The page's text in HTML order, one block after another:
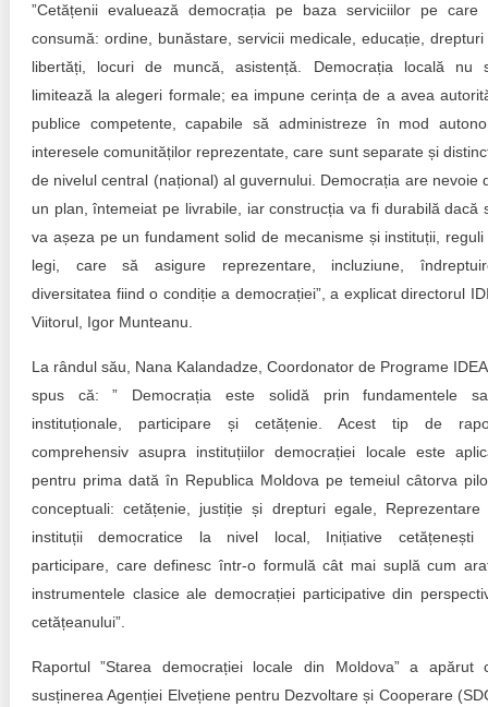
”Cetățenii evaluează democrația pe baza serviciilor pe care
consumă: ordine, bunăstare, servicii medicale, educație, drepturi
libertăți, locuri de muncă, asistență. Democrația locală nu
limitează la alegeri formale; ea impune cerința de a avea
publice competente, capabile să administreze în mod
interesele comunităților reprezentate, care sunt separate și
de nivelul central (național) al guvernului. Democrația are nevoie
un plan, întemeiat pe livrabile, iar construcția va fi durabilă dacă
va așeza pe un fundament solid de mecanisme și instituții, reguli
legi, care să asigure reprezentare, incluziune,
diversitatea fiind o condiție a democrației”, a explicat directorul
Viitorul, Igor Munteanu.
La rândul său, Nana Kalandadze, Coordonator de Programe
spus că: ” Democrația este solidă prin fundamentele
instituționale, participare și cetățenie. Acest tip de
comprehensiv asupra instituțiilor democrației locale este
pentru prima dată în Republica Moldova pe temeiul câtorva
conceptuali: cetățenie, justiție și drepturi egale, Reprezentare
instituții democratice la nivel local, Inițiative cetățenești
participare, care definesc într-o formulă cât mai suplă cum
instrumentele clasice ale democrației participative din
cetățeanului”.
Raportul ”Starea democrației locale din Moldova” a apărut
susținerea Agenției Elvețiene pentru Dezvoltare și Cooperare